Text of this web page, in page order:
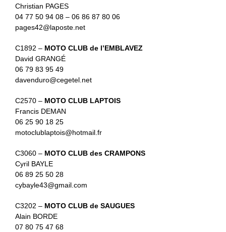
Christian PAGES
04 77 50 94 08 – 06 86 87 80 06
pages42@laposte.net
C1892 – MOTO CLUB de l’EMBLAVEZ
David GRANGÉ
06 79 83 95 49
davenduro@cegetel.net
C2570 – MOTO CLUB LAPTOIS
Francis DEMAN
06 25 90 18 25
motoclublaptois@hotmail.fr
C3060 – MOTO CLUB des CRAMPONS
Cyril BAYLE
06 89 25 50 28
cybayle43@gmail.com
C3202 – MOTO CLUB de SAUGUES
Alain BORDE
07 80 75 47 68